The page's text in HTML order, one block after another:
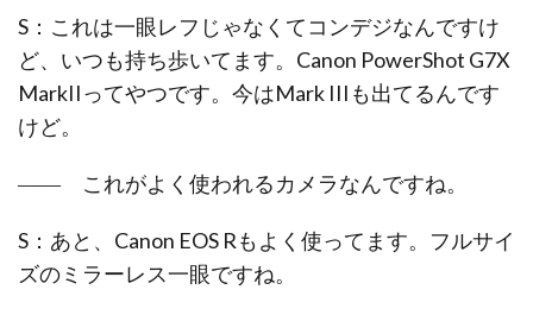
S：これは一眼レフじゃなくてコンデジなんですけ
ど、いつも持ち歩いてます。Canon PowerShot G7X
MarkIIってやつです。今はMark IIIも出てるんです
けど。
―― これがよく使われるカメラなんですね。
S：あと、Canon EOS Rもよく使ってます。フルサイ
ズのミラーレス一眼ですね。